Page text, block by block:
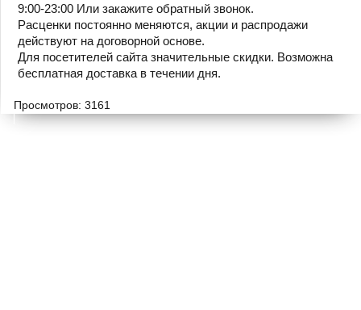
9:00-23:00 Или закажите обратный звонок.
Расценки постоянно меняются, акции и распродажи
действуют на договорной основе.
Для посетителей сайта значительные скидки. Возможна
бесплатная доставка в течении дня.
Просмотров: 3161